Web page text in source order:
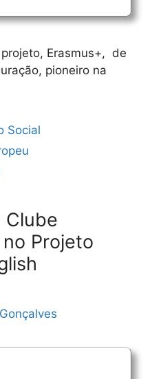
Erasmus+, de
pioneiro na
Social
Clube
Projeto